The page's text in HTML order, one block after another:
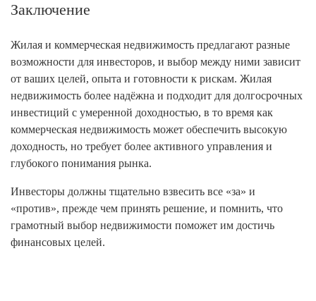
Заключение
Жилая и коммерческая недвижимость предлагают разные
возможности для инвесторов, и выбор между ними зависит
от ваших целей, опыта и готовности к рискам. Жилая
недвижимость более надёжна и подходит для долгосрочных
инвестиций с умеренной доходностью, в то время как
коммерческая недвижимость может обеспечить высокую
доходность, но требует более активного управления и
глубокого понимания рынка.
Инвесторы должны тщательно взвесить все «за» и
«против», прежде чем принять решение, и помнить, что
грамотный выбор недвижимости поможет им достичь
финансовых целей.